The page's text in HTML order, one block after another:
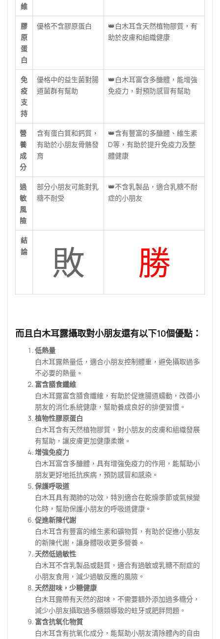
維
膠
原
蛋
白
優格不含膠原蛋白
👑白木耳含天然植物膠質，有
助於皮膚和組織健康
免
疫
支
持
優格中的益生菌對腸
道菌群有幫助
👑白木耳富含多醣體，能增強
免疫力，對預防感冒有幫助
營
養
成
分
含有蛋白質和鈣質，
有助於小朋友骨骼發
育
👑含有豐富的多醣體、維生素
D等，有助於提升免疫力及整
體健康
過
敏
風
險
部分小朋友可能對乳
糖不耐受
👑不含乳製品，適合乳糖不耐
症的小朋友
結
論
敗 勝
而且白木耳露攝取對小朋友還有以下10個優點：
低熱量
白木耳露熱量低，適合小朋友控制體重，避免攝取過多
不必要的熱量。
富含膳食纖維
白木耳露富含膳食纖維，有助於促進腸道蠕動，改善小
朋友的消化系統健康，幫助養成良好的排便習慣。
植物性膠原蛋白
白木耳含有天然植物膠質，對小朋友的皮膚和組織發展
有幫助，讓皮膚更加健康柔嫩。
增強免疫力
白木耳富含多醣體，具有增強免疫力的作用，能幫助小
朋友更好地抵抗疾病，預防感冒和感染。
保護呼吸道
白木耳具有潤肺的功效，特別適合在乾燥季節或氣候變
化時，幫助保護小朋友的呼吸道健康。
促進新陳代謝
白木耳含有豐富的維生素和礦物質，有助於促進小朋友
的新陳代謝，讓身體吸收更多營養。
天然低過敏性
白木耳不含乳製品或麩質，適合有過敏或乳糖不耐症的
小朋友食用，減少過敏反應的風險。
天然甜味，少糖健康
白木耳露帶有天然的甜味，不需要額外添加過多糖分，
減少小朋友攝取過多糖類導致的蛀牙或肥胖問題。
富含抗氧化物質
白木耳含有抗氧化成分，能幫助小朋友清除體內的自由